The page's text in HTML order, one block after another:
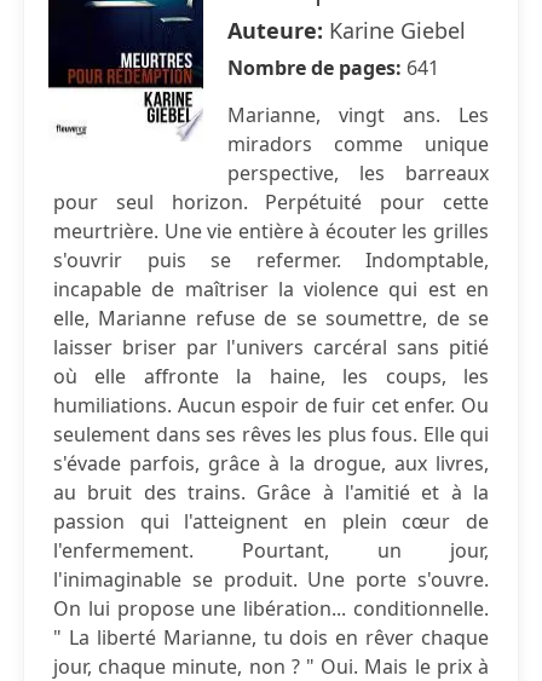
Auteure: Karine Giebel
Nombre de pages: 641
Marianne, vingt ans. Les
miradors comme unique
perspective, les barreaux
pour seul horizon. Perpétuité pour cette
meurtrière. Une vie entière à écouter les grilles
s'ouvrir puis se refermer. Indomptable,
incapable de maîtriser la violence qui est en
elle, Marianne refuse de se soumettre, de se
laisser briser par l'univers carcéral sans pitié
où elle affronte la haine, les coups, les
humiliations. Aucun espoir de fuir cet enfer. Ou
seulement dans ses rêves les plus fous. Elle qui
s'évade parfois, grâce à la drogue, aux livres,
au bruit des trains. Grâce à l'amitié et à la
passion qui l'atteignent en plein cœur de
l'enfermement. Pourtant, un jour,
l'inimaginable se produit. Une porte s'ouvre.
On lui propose une libération... conditionnelle.
" La liberté Marianne, tu dois en rêver chaque
jour, chaque minute, non ? " Oui. Mais le prix à